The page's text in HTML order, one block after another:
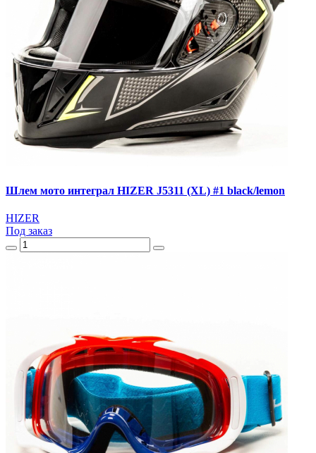
Шлем мото интеграл HIZER J5311 (XL) #1 black/lemon
HIZER
Под заказ